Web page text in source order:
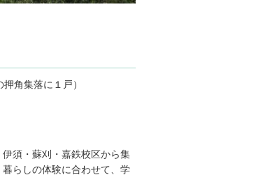
角集落に１戸）
須・蘇刈・嘉鉄校区から集
暮らしの体験に合わせて、学